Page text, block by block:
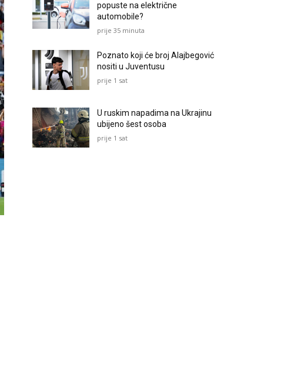
popuste na električne
automobile?
prije 35 minuta
Poznato koji će broj Alajbegović
nositi u Juventusu
prije 1 sat
U ruskim napadima na Ukrajinu
ubijeno šest osoba
prije 1 sat